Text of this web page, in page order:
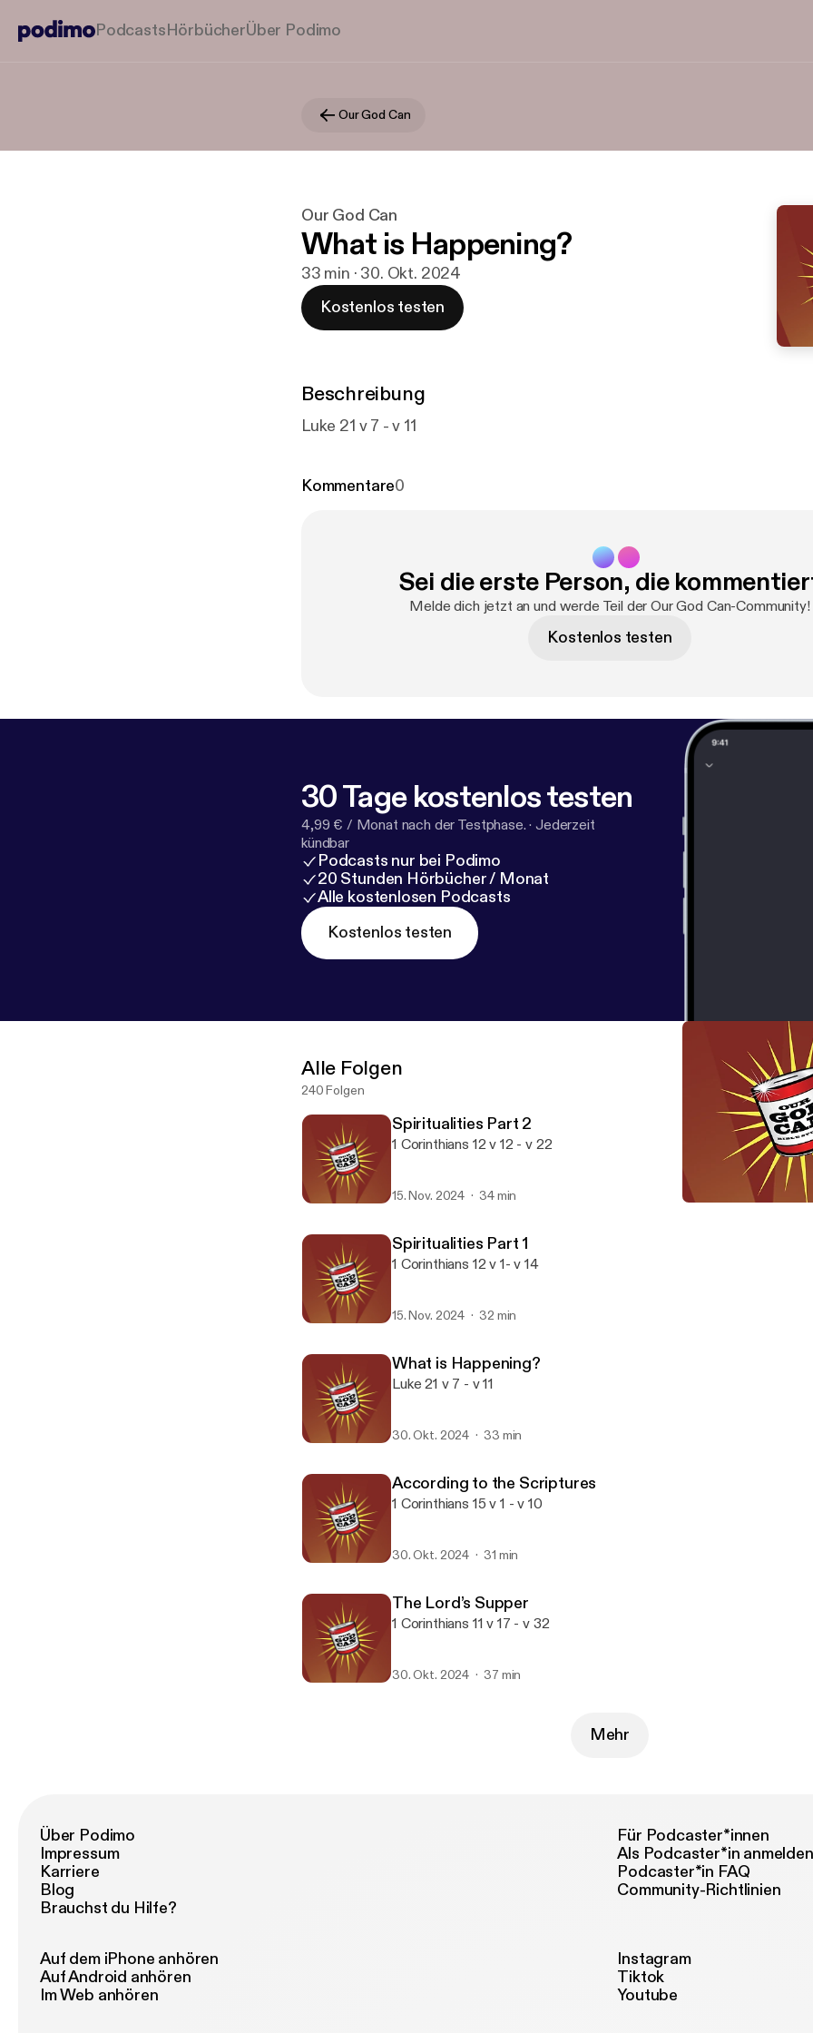
PodcastsHörbücherÜber Podimo
Our God Can
Our God Can
What is Happening?
33 min · 30. Okt. 2024
Kostenlos testen
Beschreibung
Luke 21 v 7 - v 11
Kommentare0
Sei die erste Person, die
Melde dich jetzt an und werde Teil der Our God Can-Community!
Kostenlos testen
30 Tage kostenlos testen
4,99 € / Monat nach der Testphase. · Jederzeit
kündbar
Podcasts nur bei Podimo
20 Stunden Hörbücher / Monat
Alle kostenlosen Podcasts
Kostenlos testen
Alle Folgen
240 Folgen
Spiritualities Part 2
1 Corinthians 12 v 12 - v 22
15. Nov. 2024 34 min
Spiritualities Part 1
1 Corinthians 12 v 1- v 14
15. Nov. 2024 32 min
What is Happening?
Luke 21 v 7 - v 11
30. Okt. 2024 33 min
According to the Scriptures
1 Corinthians 15 v 1 - v 10
30. Okt. 2024 31 min
The Lord’s Supper
1 Corinthians 11 v 17 - v 32
30. Okt. 2024 37 min
Mehr
Über Podimo
Impressum
Karriere
Blog
Brauchst du Hilfe?
Für Podcaster*innen
Als Podcaster*in anmelden
Podcaster*in FAQ
Community-Richtlinien
Auf dem iPhone anhören
Auf Android anhören
Im Web anhören
Instagram
Tiktok
Youtube